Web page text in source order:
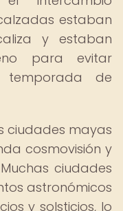
estaban
y estaban
para evitar
temporada de
ciudades mayas
cosmovisión y
ciudades
astronómicos
y solsticios, lo